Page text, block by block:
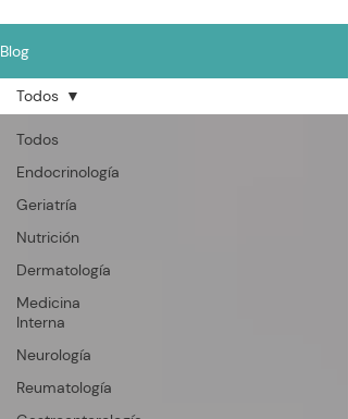
Blog
Todos
Endocrinología
Geriatría
Nutrición
Dermatología
Medicina
Interna
Neurología
Reumatología
Todos